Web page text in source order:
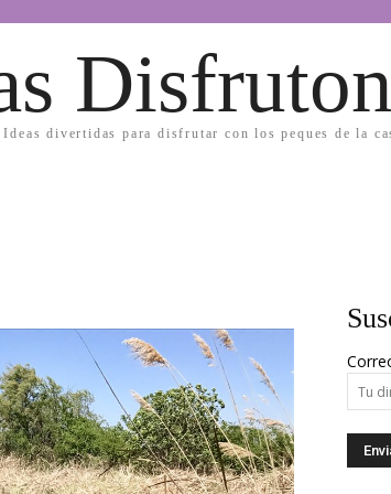
divertidas para disfrutar con los peques de la